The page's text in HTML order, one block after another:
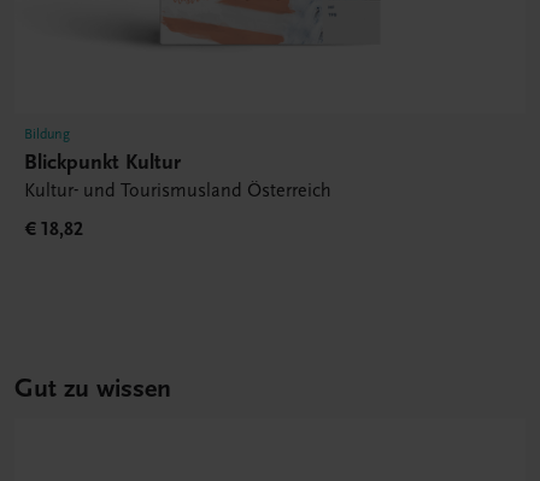
Bildung
Blickpunkt Kultur
Kultur- und Tourismusland Österreich
€ 18,82
Gut zu wissen